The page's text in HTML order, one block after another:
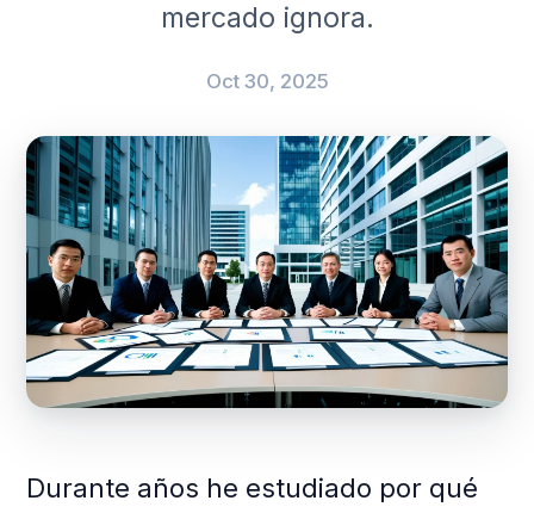
mercado ignora.
Oct 30, 2025
Durante años he estudiado por qué